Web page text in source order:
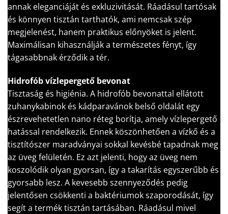
annak eleganciáját és exkluzivitását. Ráadásul tartósak
és könnyen tisztán tarthatók, ami nemcsak szép
megjelenést, hanem praktikus előnyöket is jelent.
Maximálisan kihasználják a természetes fényt, így
tágasabbnak érződik a tér.
Hidrofób vízlepergető bevonat
Tisztaság és higiénia. A hidrofób bevonattal ellátott
zuhanykabinok és kádparavánok belső oldalát egy
észrevehetetlen nano réteg borítja, amely vízlepergető
hatással rendelkezik. Ennek köszönhetően a vízkő és a
tisztítószer maradványai sokkal kevésbé tapadnak meg
az üveg felületén. Ez azt jelenti, hogy az üveg nem
koszolódik olyan gyorsan, így a takarítás egyszerűbb és
gyorsabb lesz. A kevesebb szennyeződés pedig
jelentősen csökkenti a baktériumok szaporodását, így
segít a termék tisztán tartásában. Ráadásul mivel